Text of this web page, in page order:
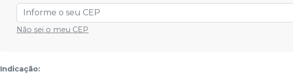
Não sei o meu CEP
Indicação: